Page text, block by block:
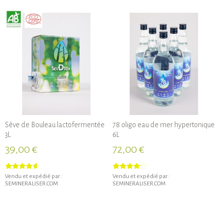
Sève de Bouleau lactofermentée
3L
39,00 €
Vendu et expédié par :
SEMINERALISER.COM
78 oligo eau de mer hypertonique
6L
72,00 €
Vendu et expédié par :
SEMINERALISER.COM